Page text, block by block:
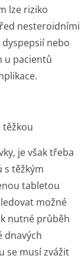
lze riziko
nesteroidními
nebo
u pacientů
těžkou
je však třeba
s těžkým
tabletou
možné
nutné průběh
dnavých
se musí zvážit